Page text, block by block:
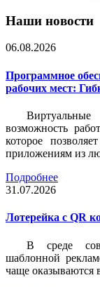
Наши новости
06.08.2026
Программное
рабочих мест:
возможность
которое
приложениям из
Подробнее
31.07.2026
Лотерейка c QR
В среде
шаблонной
чаще оказываются